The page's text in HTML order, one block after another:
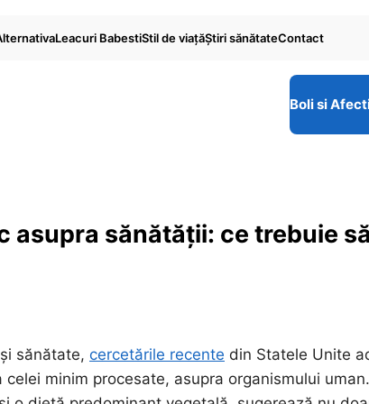
Leacuri BabestiStil de viaţăŞtiri sănătateContact
Boli si
asupra sănătății: ce trebuie să
sănătate, cercetările recente din Statele Unite
minim procesate, asupra organismului uman.